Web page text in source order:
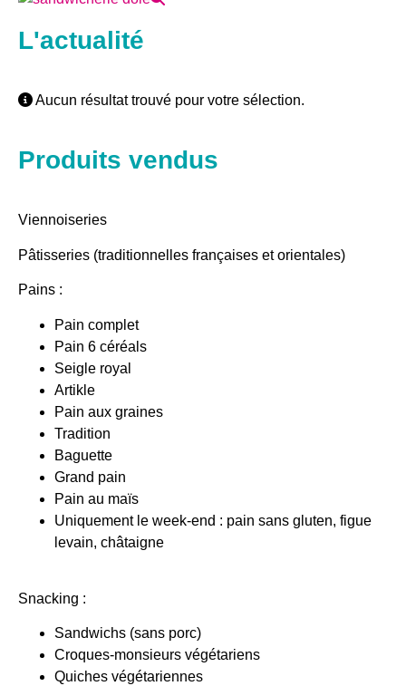
L'actualité
Aucun résultat trouvé pour votre sélection.
Produits vendus
Viennoiseries
Pâtisseries (traditionnelles françaises et orientales)
Pains :
Pain complet
Pain 6 céréals
Seigle royal
Artikle
Pain aux graines
Tradition
Baguette
Grand pain
Pain au maïs
Uniquement le week-end : pain sans gluten, figue
levain, châtaigne
Snacking :
Sandwichs (sans porc)
Croques-monsieurs végétariens
Quiches végétariennes